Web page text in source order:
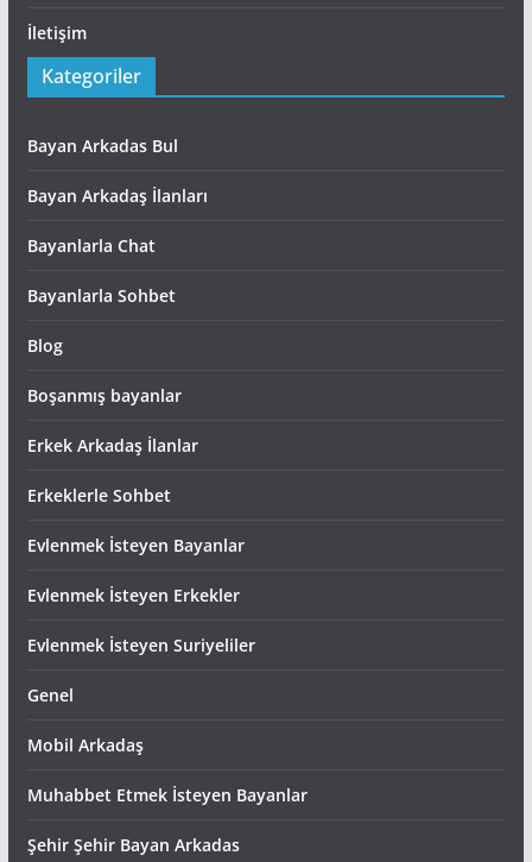
İletişim
Kategoriler
Bayan Arkadas Bul
Bayan Arkadaş İlanları
Bayanlarla Chat
Bayanlarla Sohbet
Blog
Boşanmış bayanlar
Erkek Arkadaş İlanlar
Erkeklerle Sohbet
Evlenmek İsteyen Bayanlar
Evlenmek İsteyen Erkekler
Evlenmek İsteyen Suriyeliler
Genel
Mobil Arkadaş
Muhabbet Etmek İsteyen Bayanlar
Şehir Şehir Bayan Arkadas